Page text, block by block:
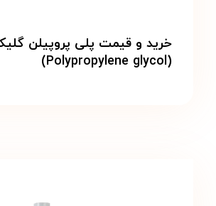
(Polypropylene glycol)